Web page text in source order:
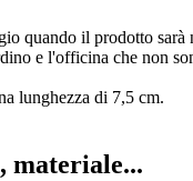
quando il prodotto sarà
e l'officina che non
lunghezza di 7,5 cm.
materiale...